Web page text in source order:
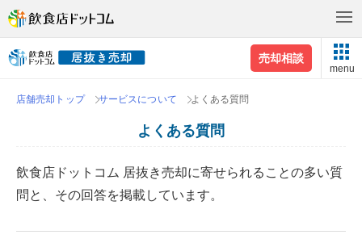
売却相談
menu
店舗売却トップ サービスについて よくある質問
よくある質問
飲食店ドットコム 居抜き売却に寄せられることの多い質
問と、その回答を掲載しています。